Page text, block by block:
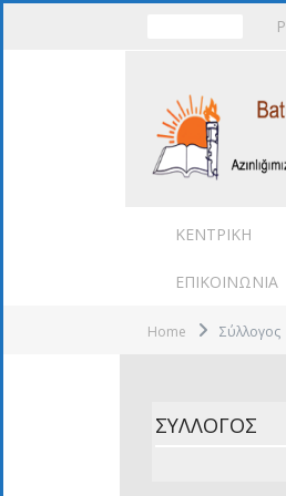
ΚΕΝΤΡΙΚΉ
ΕΠΙΚΟΙΝΩΝΊΑ
Home Σύλλογος
ΣΎΛΛΟΓΟΣ